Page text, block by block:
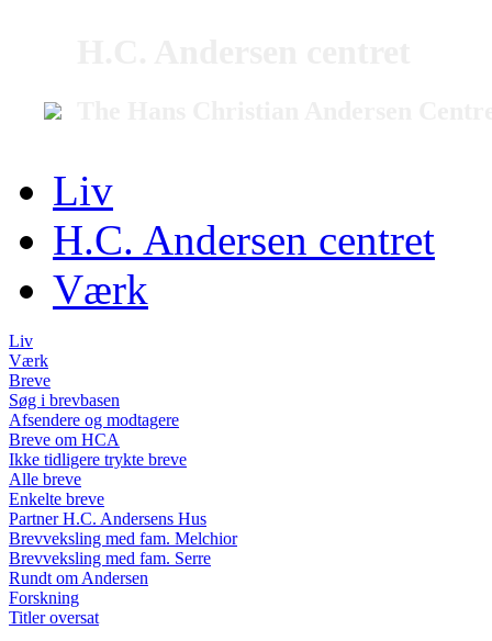
Liv
H.C. Andersen centret
Værk
Liv
Værk
Breve
Søg i brevbasen
Afsendere og modtagere
Breve om HCA
Ikke tidligere trykte breve
Alle breve
Enkelte breve
Partner H.C. Andersens Hus
Brevveksling med fam. Melchior
Brevveksling med fam. Serre
Rundt om Andersen
Forskning
Titler oversat